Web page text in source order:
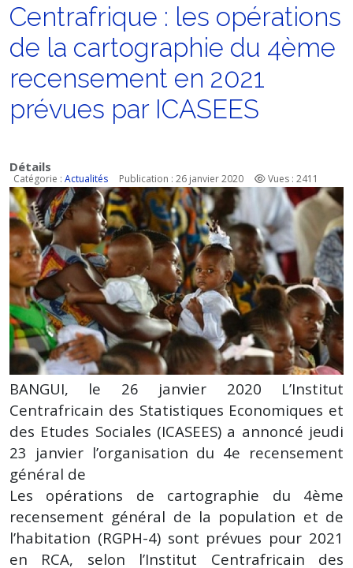
Centrafrique : les opérations
de la cartographie du 4ème
recensement en 2021
prévues par ICASEES
Détails
Catégorie : Actualités Publication : 26 janvier 2020 Vues : 2411
BANGUI, le 26 janvier 2020 L’Institut
Centrafricain des Statistiques Economiques et
des Etudes Sociales (ICASEES) a annoncé jeudi
23 janvier l’organisation du 4e recensement
général de
Les opérations de cartographie du 4ème
recensement général de la population et de
l’habitation (RGPH-4) sont prévues pour 2021
en RCA, selon l’Institut Centrafricain des